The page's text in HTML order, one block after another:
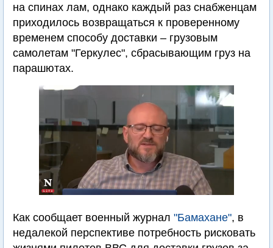
на спинах лам, однако каждый раз снабженцам
приходилось возвращаться к проверенному
временем способу доставки – грузовым
самолетам "Геркулес", сбрасывающим груз на
парашютах.
Как сообщает военный журнал "Бамахане", в
недалекой перспективе потребность рисковать